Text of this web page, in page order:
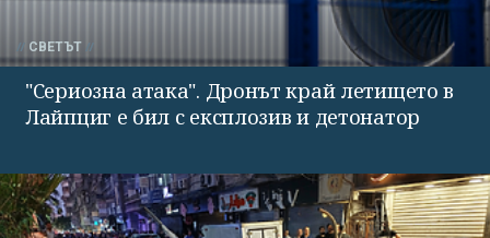
СВЕТЪТ
"Сериозна атака". Дронът край летището в
Лайпциг е бил с експлозив и детонатор